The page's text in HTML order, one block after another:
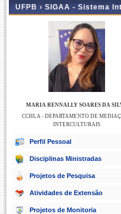
UFPB › SIGAA - Sistema
MARIA RENNALLY SOARES DA
CCHLA - DEPARTAMENTO DE
INTERCULTURAIS
Perfil Pessoal
Disciplinas Ministradas
Projetos de Pesquisa
Atividades de Extensão
Projetos de Monitoria